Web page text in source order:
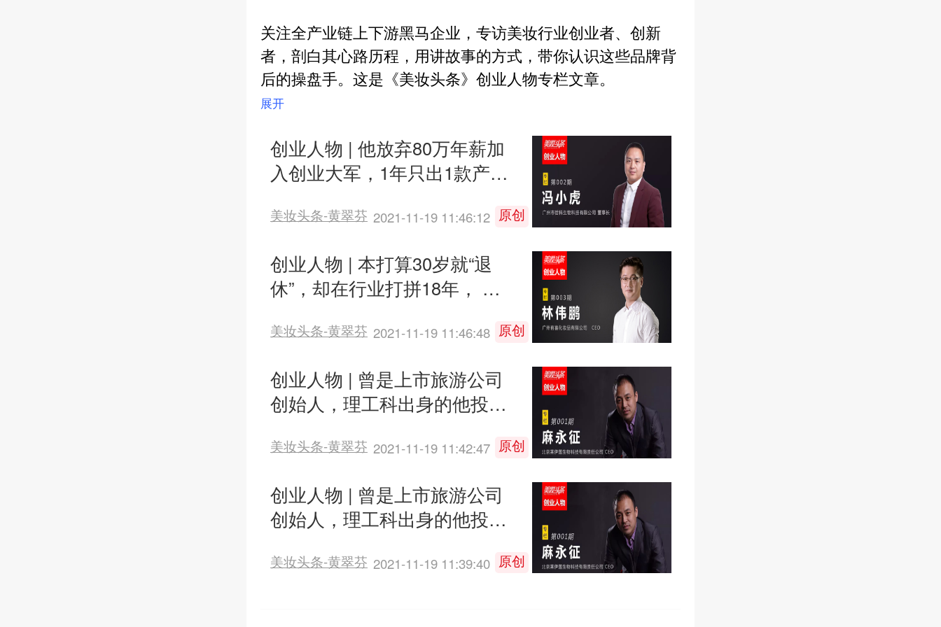
关注全产业链上下游黑马企业，专访美妆行业创业者、创新
者，剖白其心路历程，用讲故事的方式，带你认识这些品牌背
后的操盘手。这是《美妆头条》创业人物专栏文章。
展开
创业人物 | 他放弃80万年薪加
入创业大军，1年只出1款产
美妆头条-黄翠芬 2021-11-19 11:46:12 原创
创业人物 | 本打算30岁就“退
休”，却在行业打拼18年， 这
商机
美妆头条-黄翠芬 2021-11-19 11:46:48 原创
创业人物 | 曾是上市旅游公司
创始人，理工科出身的他投身
得两轮投资
美妆头条-黄翠芬 2021-11-19 11:42:47 原创
创业人物 | 曾是上市旅游公司
创始人，理工科出身的他投身
得两轮投资
美妆头条-黄翠芬 2021-11-19 11:39:40 原创